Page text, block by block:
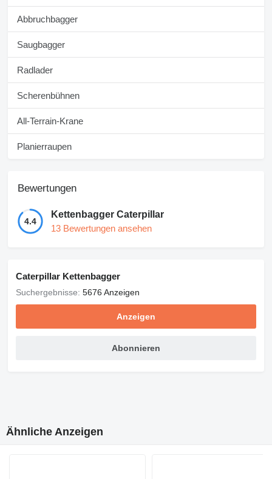
Abbruchbagger
Saugbagger
Radlader
Scherenbühnen
All-Terrain-Krane
Planierraupen
Bewertungen
4.4
Kettenbagger Caterpillar
13 Bewertungen ansehen
Caterpillar Kettenbagger
Suchergebnisse: 5676 Anzeigen
Anzeigen
Abonnieren
Ähnliche Anzeigen